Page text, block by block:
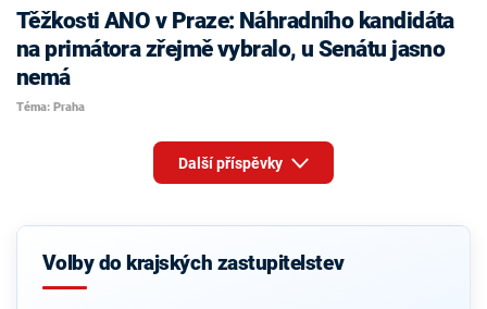
Těžkosti ANO v Praze: Náhradního kandidáta
na primátora zřejmě vybralo, u Senátu jasno
nemá
Téma: Praha
Další příspěvky
Volby do krajských zastupitelstev